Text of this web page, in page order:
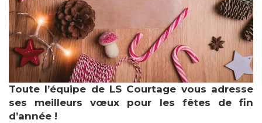
Toute l’équipe de LS Courtage vous adresse
ses meilleurs vœux pour les fêtes de fin
d’année !